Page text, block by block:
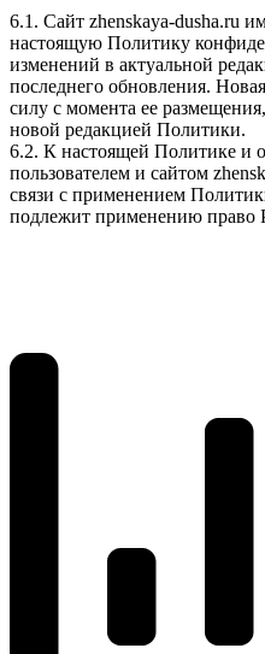
6.1. Сайт zhenskaya-dusha.ru
настоящую Политику
изменений в актуальной
последнего обновления.
силу с момента ее
новой редакцией Политики.
6.2. К настоящей Политике и
пользователем и сайтом
связи с применением
подлежит применению право